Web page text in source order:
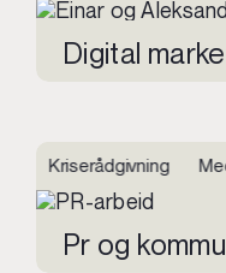
Digital
Kriserådgivning
Pr og